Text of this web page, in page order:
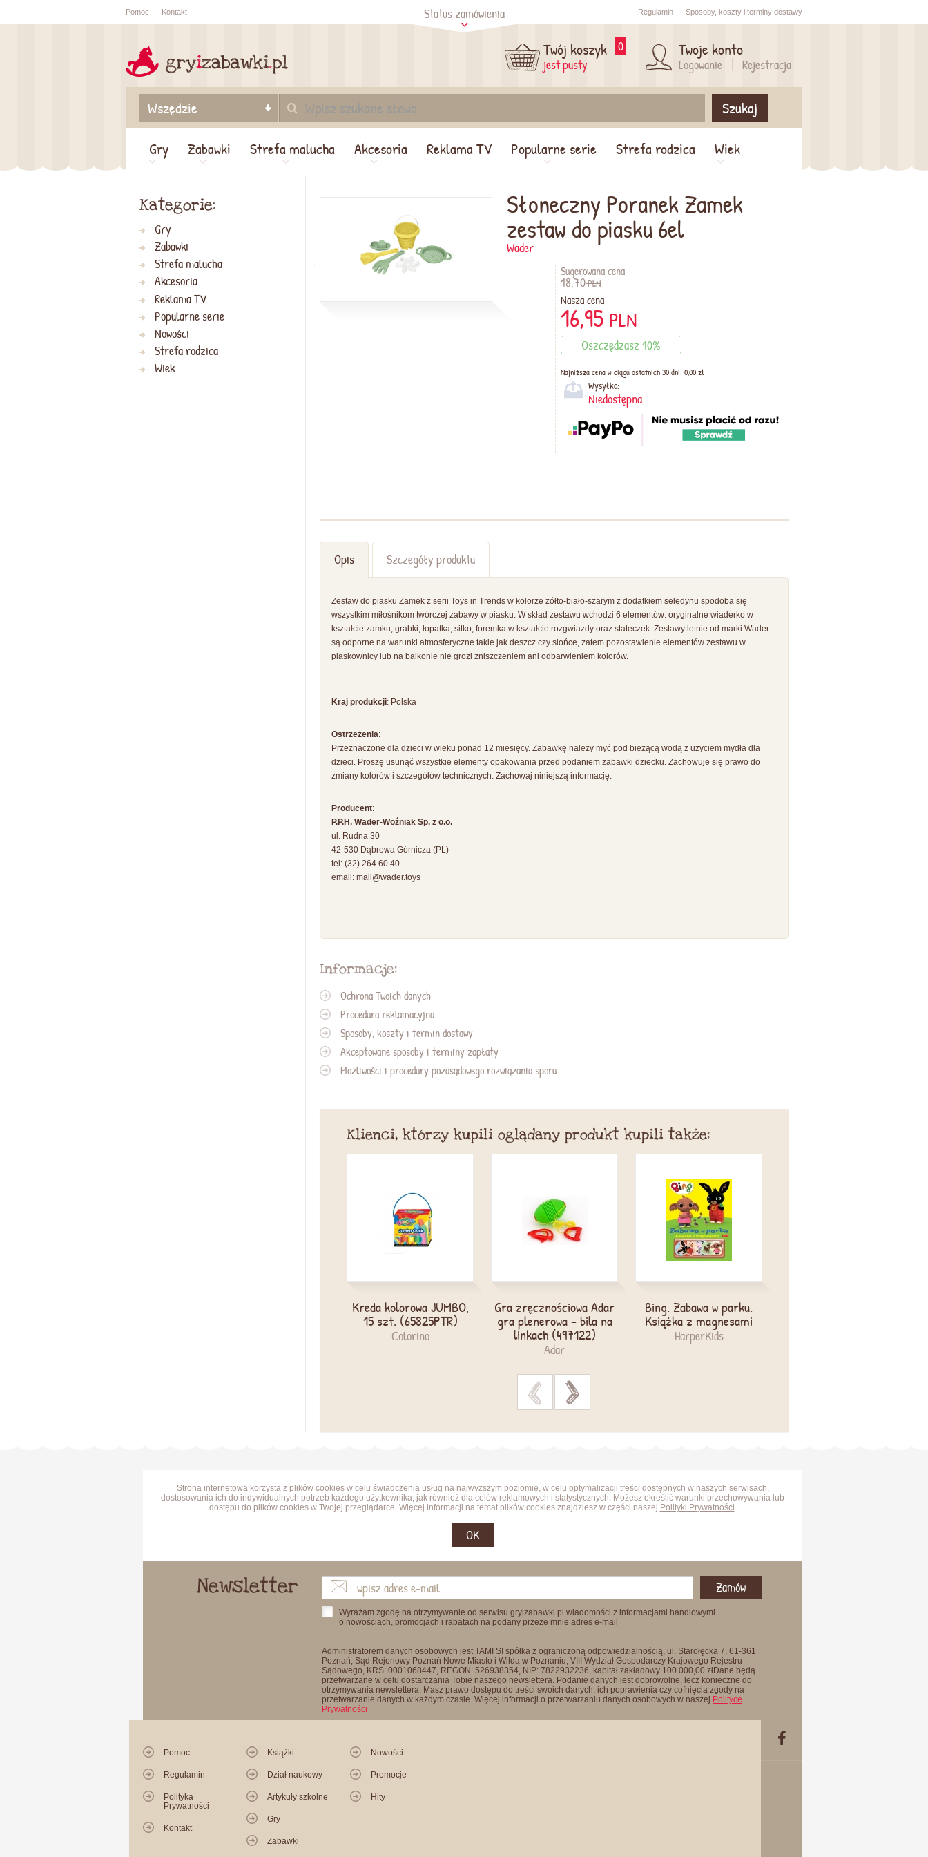
Sprawdź status Sprawdź
Pomoc Kontakt Status zamówienia Regulamin Sposoby, koszty i terminy dostawy
Twój koszyk
jest pusty
0 Twoje konto
Logowanie Rejestracja
Szukaj
Gry
Zabawki Strefa malucha Akcesoria Reklama TV Popularne serie Strefa rodzica Wiek
Słoneczny Poranek Zamek
zestaw do piasku 6el
Wader
Sugerowana cena
18,70PLN
Nasza cena
16,95 PLN
Oszczędzasz 10%
Najniższa cena w ciągu ostatnich 30 dni: 0,00 zł
Wysyłka:
Niedostępna
Opis Szczegóły produktu
Zestaw do piasku Zamek z serii Toys in Trends w kolorze żółto-biało-szarym z dodatkiem seledynu spodoba się
wszystkim miłośnikom twórczej zabawy w piasku. W skład zestawu wchodzi 6 elementów: oryginalne wiaderko w
kształcie zamku, grabki, łopatka, sitko, foremka w kształcie rozgwiazdy oraz stateczek. Zestawy letnie od marki Wader
są odporne na warunki atmosferyczne takie jak deszcz czy słońce, zatem pozostawienie elementów zestawu w
piaskownicy lub na balkonie nie grozi zniszczeniem ani odbarwieniem kolorów.
Kraj produkcji: Polska
Ostrzeżenia:
Przeznaczone dla dzieci w wieku ponad 12 miesięcy. Zabawkę należy myć pod bieżącą wodą z użyciem mydła dla
dzieci. Proszę usunąć wszystkie elementy opakowania przed podaniem zabawki dziecku. Zachowuje się prawo do
zmiany kolorów i szczegółów technicznych. Zachowaj niniejszą informację.
Producent:
P.P.H. Wader-Woźniak Sp. z o.o.
ul. Rudna 30
42-530 Dąbrowa Górnicza (PL)
tel: (32) 264 60 40
email: mail@wader.toys
Informacje:
Ochrona Twoich danych
Procedura reklamacyjna
Sposoby, koszty i termin dostawy
Akceptowane sposoby i terminy zapłaty
Możliwości i procedury pozasądowego rozwiązania sporu
Klienci, którzy kupili oglądany produkt kupili także:
Kreda kolorowa JUMBO,
15 szt. (65825PTR)
Colorino
Gra zręcznościowa Adar
gra plenerowa - bila na
linkach (497122)
Adar
Bing. Zabawa w parku.
Książka z magnesami
HarperKids
> >
Kategorie:
Gry
Zabawki
Strefa malucha
Akcesoria
Reklama TV
Popularne serie
Nowości
Strefa rodzica
Wiek
Strona internetowa korzysta z plików cookies w celu świadczenia usług na najwyższym poziomie, w celu optymalizacji treści dostępnych w naszych serwisach,
dostosowania ich do indywidualnych potrzeb każdego użytkownika, jak również dla celów reklamowych i statystycznych. Możesz określić warunki przechowywania lub
dostępu do plików cookies w Twojej przeglądarce. Więcej informacji na temat plików cookies znajdziesz w części naszej Polityki Prywatności.
OK
Newsletter Zamów
Wyrażam zgodę na otrzymywanie od serwisu gryizabawki.pl wiadomości z informacjami handlowymi
o nowościach, promocjach i rabatach na podany przeze mnie adres e-mail
Administratorem danych osobowych jest TAMI SI spółka z ograniczoną odpowiedzialnością, ul. Starołęcka 7, 61-361
Poznań, Sąd Rejonowy Poznań Nowe Miasto i Wilda w Poznaniu, VIII Wydział Gospodarczy Krajowego Rejestru
Sądowego, KRS: 0001068447, REGON: 526938354, NIP: 7822932236, kapitał zakładowy 100 000,00 złDane będą
przetwarzane w celu dostarczania Tobie naszego newslettera. Podanie danych jest dobrowolne, lecz konieczne do
otrzymywania newslettera. Masz prawo dostępu do treści swoich danych, ich poprawienia czy cofnięcia zgody na
przetwarzanie danych w każdym czasie. Więcej informacji o przetwarzaniu danych osobowych w naszej Polityce
Prywatności
Pomoc
Regulamin
Polityka
Prywatności
Kontakt
Książki
Dział naukowy
Artykuły szkolne
Gry
Zabawki
Nowości
Promocje
Hity